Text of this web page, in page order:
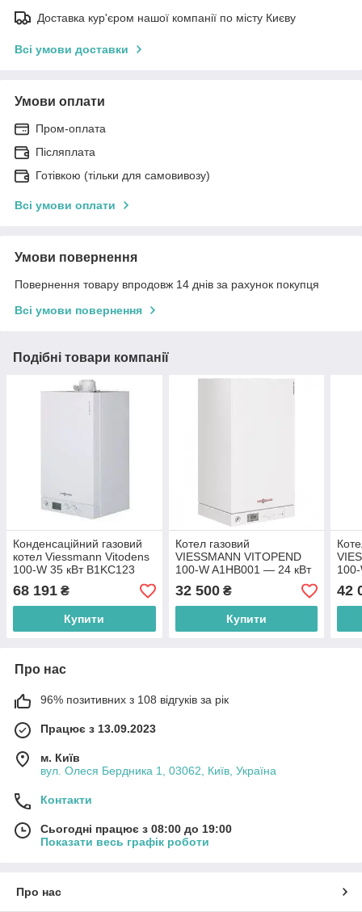
Доставка кур'єром нашої компанії по місту Києву
Всі умови доставки
Умови оплати
Пром-оплата
Післяплата
Готівкою (тільки для самовивозу)
Всі умови оплати
Умови повернення
Повернення товару впродовж 14 днів за рахунок покупця
Всі умови повернення
Подібні товари компанії
Конденсаційний газовий
котел Viessmann Vitodens
100-W 35 кВт B1KC123
(одноконтурний)
68 191 ₴
Купити
Котел газовий
VIESSMANN VITOPEND
100-W A1HB001 — 24 кВт
(турбо)
32 500₴
Купити
42
Про нас
96% позитивних з 108 відгуків за рік
Працює з 13.09.2023
м. Київ
вул. Олеся Бердника 1, 03062, Київ, Україна
Контакти
Сьогодні працює з 08:00 до 19:00
Показати весь графік роботи
Про нас